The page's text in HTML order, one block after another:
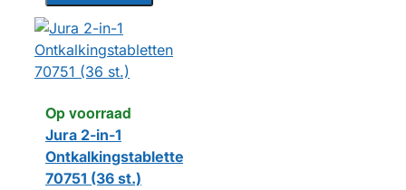
Op voorraad
Jura 2-in-1
Ontkalkingstabletten
70751 (36 st.)